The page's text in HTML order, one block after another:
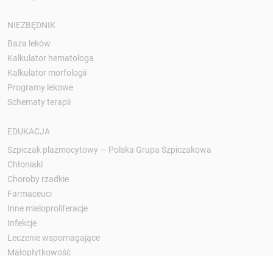
NIEZBĘDNIK
Baza leków
Kalkulator hematologa
Kalkulator morfologii
Programy lekowe
Schematy terapii
EDUKACJA
Szpiczak plazmocytowy — Polska Grupa Szpiczakowa
Chłoniaki
Choroby rzadkie
Farmaceuci
Inne mieloproliferacje
Infekcje
Leczenie wspomagające
Małopłytkowość